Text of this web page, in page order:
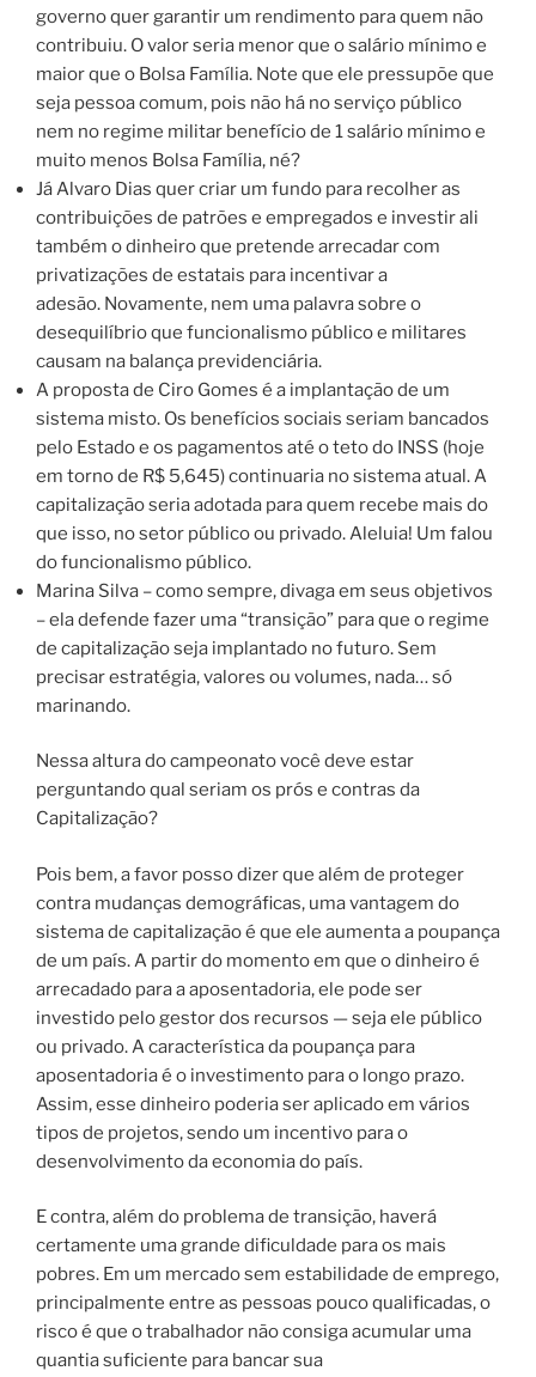
governo quer garantir um rendimento para quem não
contribuiu. O valor seria menor que o salário mínimo e
maior que o Bolsa Família. Note que ele pressupõe que
seja pessoa comum, pois não há no serviço público
nem no regime militar benefício de 1 salário mínimo e
muito menos Bolsa Família, né?
Já Alvaro Dias quer criar um fundo para recolher as
contribuições de patrões e empregados e investir ali
também o dinheiro que pretende arrecadar com
privatizações de estatais para incentivar a
adesão. Novamente, nem uma palavra sobre o
desequilíbrio que funcionalismo público e militares
causam na balança previdenciária.
A proposta de Ciro Gomes é a implantação de um
sistema misto. Os benefícios sociais seriam bancados
pelo Estado e os pagamentos até o teto do INSS (hoje
em torno de R$ 5,645) continuaria no sistema atual.A
capitalização seria adotada para quem recebe mais do
que isso, no setor público ou privado.Aleluia! Um falou
do funcionalismo público.
Marina Silva – como sempre, divaga em seus objetivos
– ela defende fazer uma “transição” para que o regime
de capitalização seja implantado no futuro. Sem
precisar estratégia, valores ou volumes, nada… só
marinando.
Nessa altura do campeonato você deve estar
perguntando qual seriam os prós e contras da
Capitalização?
Pois bem, a favor posso dizer que além de proteger
contra mudanças demográficas, uma vantagem do
sistema de capitalização é que ele aumenta a poupança
de um país.A partir do momento em que o dinheiro é
arrecadado para a aposentadoria, ele pode ser
investido pelo gestor dos recursos — seja ele público
ou privado.A característica da poupança para
aposentadoria é o investimento para o longo prazo.
Assim, esse dinheiro poderia ser aplicado em vários
tipos de projetos, sendo um incentivo para o
desenvolvimento da economia do país.
E contra, além do problema de transição, haverá
certamente uma grande dificuldade para os mais
pobres. Em um mercado sem estabilidade de emprego,
principalmente entre as pessoas pouco qualificadas, o
risco é que o trabalhador não consiga acumular uma
quantia suficiente para bancar sua